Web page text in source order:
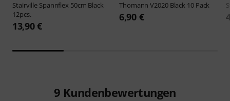
Stairville Spannflex 50cm Black
12pcs.
13,90 €
ThomannV2020 Black 10 Pack
6,90 €
9 Kundenbewertungen